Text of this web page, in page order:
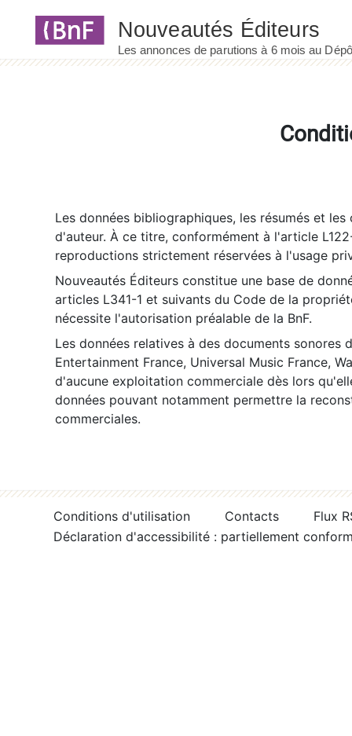
Les données bibliographiques, les résumés et
d'auteur. À ce titre, conformément à l'article
reproductions strictement réservées à l'usage
Nouveautés Éditeurs constitue une base de
articles L341-1 et suivants du Code de la
nécessite l'autorisation préalable de la BnF.
Les données relatives à des documents sonores
Entertainment France, Universal Music France,
d'aucune exploitation commerciale dès lors
données pouvant notamment permettre la
commerciales.
Conditions d'utilisation Contacts
Flux
Déclaration d'accessibilité : partiellement